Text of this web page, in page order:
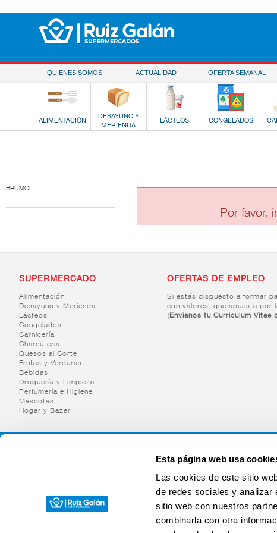
Esta página web usa
Las cookies de este sitio
de redes sociales y analizar
sitio web con nuestros
combinarla con otra
QUIENES SOMOS ACTUALIDAD OFERTA SEMANAL
ALIMENTACIÓN
DESAYUNO Y
MERIENDA
LÁCTEOS CONGELADOS
BRUMOL
Por favor,
SUPERMERCADO
Alimentación
Desayuno y Merienda
Lácteos
Congelados
Carnicería
Charcutería
Quesos al Corte
Frutas y Verduras
Bebidas
Droguería y Limpieza
Perfumería e Higiene
Mascotas
Hogar y Bazar
OFERTAS DE EMPLEO
Si estás dispuesto a formar
con valores, que apuesta por
¡Envianos tu Curriculum Vitae